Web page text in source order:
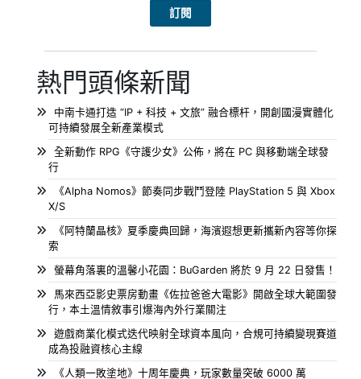
熱門頭條新聞
中南卡通打造 “IP + 科技 + 文旅” 融合標杆，開創國漫實體化
可持續發展全新產業模式
全新動作 RPG《守護少女》公佈，將在 PC 與移動端全球發
行
《Alpha Nomos》節奏同步戰鬥登陸 PlayStation 5 與 Xbox
X/S
《阿特蘭晶核》夏季慶典回歸，海濱遐想更新攜新內容等你探
索
螢幕角落裏的溫馨小花園：BuGarden 將於 9 月 22 日發售！
馬來西亞影史票房動畫《佐拉爸爸大電影》開啟全球大範圍發
行，本土溫情敘事引爆海內外行業關注
遊戲商業化模式迭代映射全球資本風向，合規可持續變現賽道
成為投融資核心主線
《人類一敗塗地》十周年慶典，玩家數量突破 6000 萬